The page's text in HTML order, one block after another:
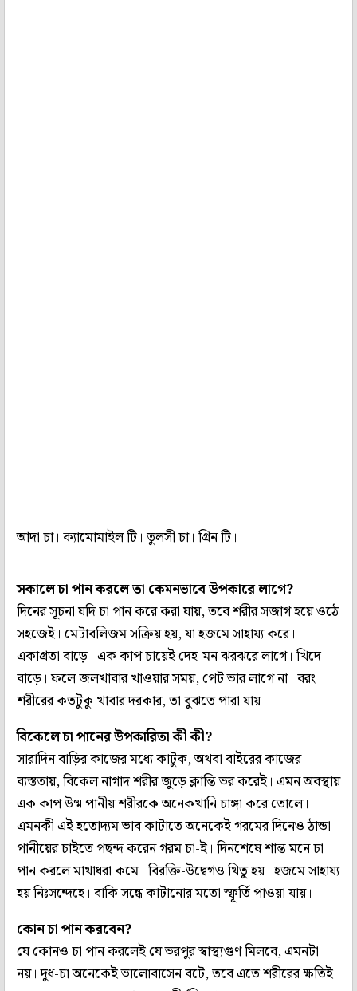
আদা চা। ক্যামোমাইল টি। তুলসী চা। গ্রিন টি।
সকালে চা পান করলে তা কেমনভাবে উপকারে লাগে?
দিনের সূচনা যদি চা পান করে করা যায়, তবে শরীর সজাগ হয়ে ওঠে
সহজেই। মেটাবলিজম সক্রিয় হয়, যা হজমে সাহায্য করে।
একাগ্রতা বাড়ে। এক কাপ চায়েই দেহ-মন ঝরঝরে লাগে। খিদে
বাড়ে। ফলে জলখাবার খাওয়ার সময়, পেট ভার লাগে না। বরং
শরীরের কতটুকু খাবার দরকার, তা বুঝতে পারা যায়।
বিকেলে চা পানের উপকারিতা কী কী?
সারাদিন বাড়ির কাজের মধ্যে কাটুক, অথবা বাইরের কাজের
ব্যস্ততায়, বিকেল নাগাদ শরীর জুড়ে ক্লান্তি ভর করেই। এমন অবস্থায়
এক কাপ উষ্ম পানীয় শরীরকে অনেকখানি চাঙ্গা করে তোলে।
এমনকী এই হতোদ্যম ভাব কাটাতে অনেকেই গরমের দিনেও ঠান্ডা
পানীয়ের চাইতে পছন্দ করেন গরম চা-ই। দিনশেষে শান্ত মনে চা
পান করলে মাথাধরা কমে। বিরক্তি-উদ্বেগও থিতু হয়। হজমে সাহায্য
হয় নিঃসন্দেহে। বাকি সন্ধে কাটানোর মতো স্ফূর্তি পাওয়া যায়।
কোন চা পান করবেন?
যে কোনও চা পান করলেই যে ভরপুর স্বাস্থ্যগুণ মিলবে, এমনটা
নয়। দুধ-চা অনেকেই ভালোবাসেন বটে, তবে এতে শরীরের ক্ষতিই